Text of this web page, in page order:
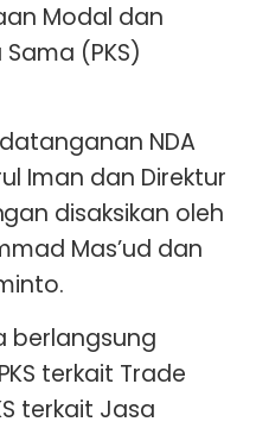
Modal dan
(PKS)
NDA
Iman dan Direktur
disaksikan oleh
Mas’ud dan
berlangsung
terkait Trade
terkait Jasa